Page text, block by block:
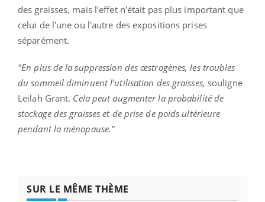
des graisses, mais l'effet n'était pas plus important que
celui de l'une ou l'autre des expositions prises
séparément.
"En plus de la suppression des œstrogènes, les troubles
du sommeil diminuent l'utilisation des graisses, souligne
Leilah Grant. Cela peut augmenter la probabilité de
stockage des graisses et de prise de poids ultérieure
pendant la ménopause."
SUR LE MÊME THÈME